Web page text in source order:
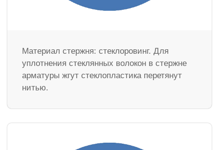
Материал стержня: стеклоровинг. Для
уплотнения стеклянных волокон в стержне
арматуры жгут стеклопластика перетянут
нитью.